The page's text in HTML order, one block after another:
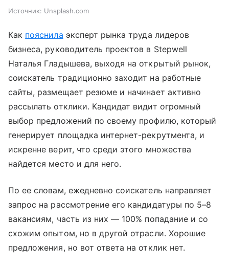
Источник: Unsplash.com
Как пояснила эксперт рынка труда лидеров
бизнеса, руководитель проектов в Stepwell
Наталья Гладышева, выходя на открытый рынок,
соискатель традиционно заходит на работные
сайты, размещает резюме и начинает активно
рассылать отклики. Кандидат видит огромный
выбор предложений по своему профилю, который
генерирует площадка интернет-рекрутмента, и
искренне верит, что среди этого множества
найдется место и для него.
По ее словам, ежедневно соискатель направляет
запрос на рассмотрение его кандидатуры по 5–8
вакансиям, часть из них — 100% попадание и со
схожим опытом, но в другой отрасли. Хорошие
предложения, но вот ответа на отклик нет.